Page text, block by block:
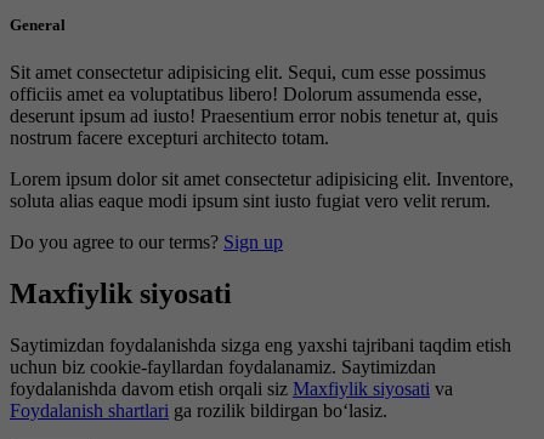
General
Sit amet consectetur adipisicing elit. Sequi, cum esse possimus
officiis amet ea voluptatibus libero! Dolorum assumenda esse,
deserunt ipsum ad iusto! Praesentium error nobis tenetur at, quis
nostrum facere excepturi architecto totam.
Lorem ipsum dolor sit amet consectetur adipisicing elit. Inventore,
soluta alias eaque modi ipsum sint iusto fugiat vero velit rerum.
Do you agree to our terms? Sign up
Maxfiylik siyosati
Saytimizdan foydalanishda sizga eng yaxshi tajribani taqdim etish
uchun biz cookie-fayllardan foydalanamiz. Saytimizdan
foydalanishda davom etish orqali siz Maxfiylik siyosati va
Foydalanish shartlari ga rozilik bildirgan bo‘lasiz.